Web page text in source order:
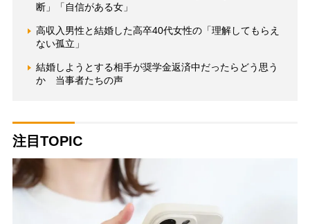
断」「自信がある女」
高収入男性と結婚した高卒40代女性の「理解してもらえ
ない孤立」
結婚しようとする相手が奨学金返済中だったらどう思う
か 当事者たちの声
注目TOPIC